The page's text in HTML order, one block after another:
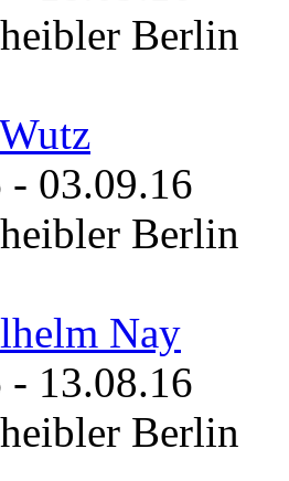
Berlin
- 03.09.16
Berlin
Nay
- 13.08.16
Berlin